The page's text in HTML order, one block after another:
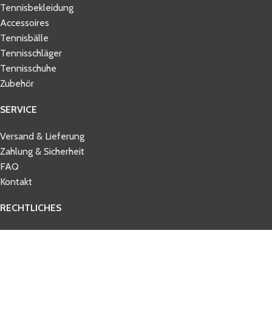
Tennisbekleidung
Accessoires
Tennisbälle
Tennisschläger
Tennisschuhe
Zubehör
SERVICE
Versand & Lieferung
Zahlung & Sicherheit
FAQ
Kontakt
RECHTLICHES